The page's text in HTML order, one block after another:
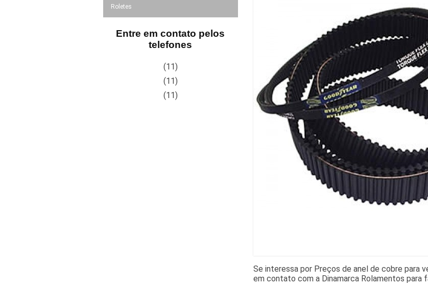
Roletes
Entre em contato pelos
telefones
(11)
(11)
(11)
Se interessa por Preços de anel de cobre para
em contato com a Dinamarca Rolamentos para